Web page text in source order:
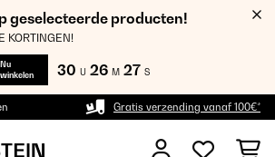
geselecteerde producten!
KORTINGEN!
Nu
winkelen
30 U 26 M 26 S
Gratis verzending vanaf 100€*